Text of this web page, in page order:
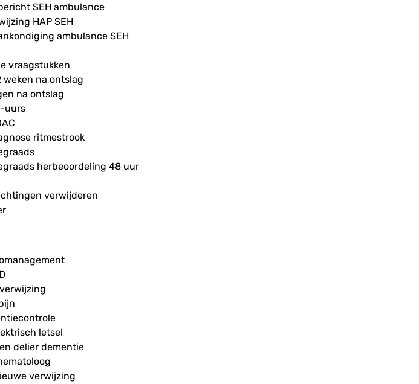
SEH ambulance
HAP SEH
ambulance SEH
vraagstukken
na ontslag
na ontslag
uurs
ritmestrook
herbeoordeling 48 uur
verwijderen
letsel
delier dementie
verwijzing